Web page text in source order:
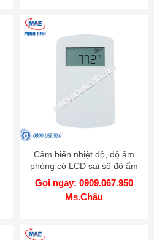
Cảm biến nhiệt độ, độ ẩm
phòng có LCD sai số độ ẩm
3% - Model RHP-3Nxx-LCD
Gọi ngay: 0909.067.950
Ms.Châu